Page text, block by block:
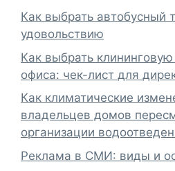
Как выбрать автобусный
удовольствию
Как выбрать
офиса: чек-лист для
Как климатические
владельцев домов
организации
Реклама в СМИ: виды и